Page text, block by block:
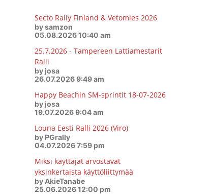
Secto Rally Finland & Vetomies 2026
by samzon
05.08.2026 10:40 am
25.7.2026 - Tampereen Lattiamestarit
Ralli
by josa
26.07.2026 9:49 am
Happy Beachin SM-sprintit 18-07-2026
by josa
19.07.2026 9:04 am
Louna Eesti Ralli 2026 (Viro)
by PGrally
04.07.2026 7:59 pm
Miksi käyttäjät arvostavat
yksinkertaista käyttöliittymää
by AkieTanabe
25.06.2026 12:00 pm